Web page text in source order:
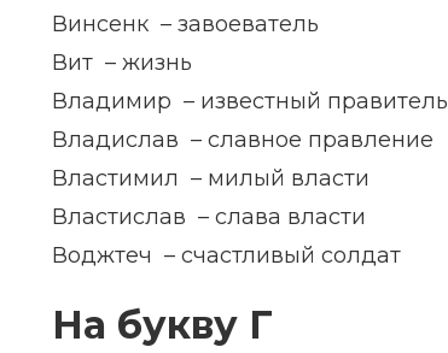
Винсенк – завоеватель
Вит – жизнь
Владимир – известный правитель
Владислав – славное правление
Властимил – милый власти
Властислав – слава власти
Воджтеч – счастливый солдат
На букву Г